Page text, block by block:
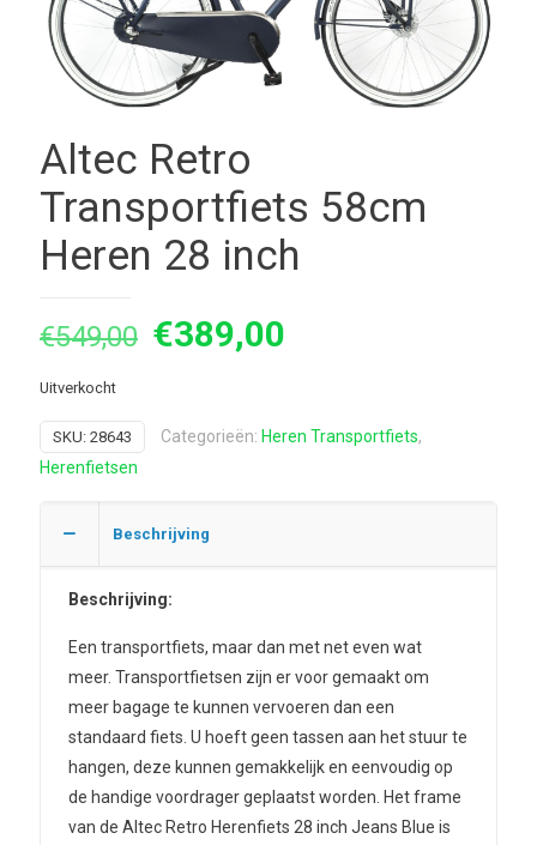
Altec Retro
Transportfiets 58cm
Heren 28 inch
€549,00 Oorspronkelijke
€549,00.
€389,00
€389,00.
Uitverkocht
SKU: 28643 Categorieën: Heren Transportfiets,
Herenfietsen
Beschrijving
Beschrijving:
Een transportfiets, maar dan met net even wat
meer. Transportfietsen zijn er voor gemaakt om
meer bagage te kunnen vervoeren dan een
standaard fiets. U hoeft geen tassen aan het stuur te
hangen, deze kunnen gemakkelijk en eenvoudig op
de handige voordrager geplaatst worden. Het frame
van de Altec Retro Herenfiets 28 inch Jeans Blue is